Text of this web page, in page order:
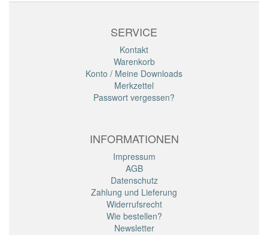
SERVICE
Kontakt
Warenkorb
Konto / Meine Downloads
Merkzettel
Passwort vergessen?
INFORMATIONEN
Impressum
AGB
Datenschutz
Zahlung und Lieferung
Widerrufsrecht
Wie bestellen?
Newsletter